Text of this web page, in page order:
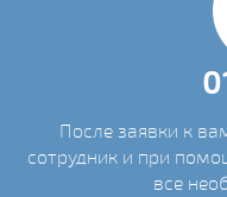
После заявки к
сотрудник и при
все